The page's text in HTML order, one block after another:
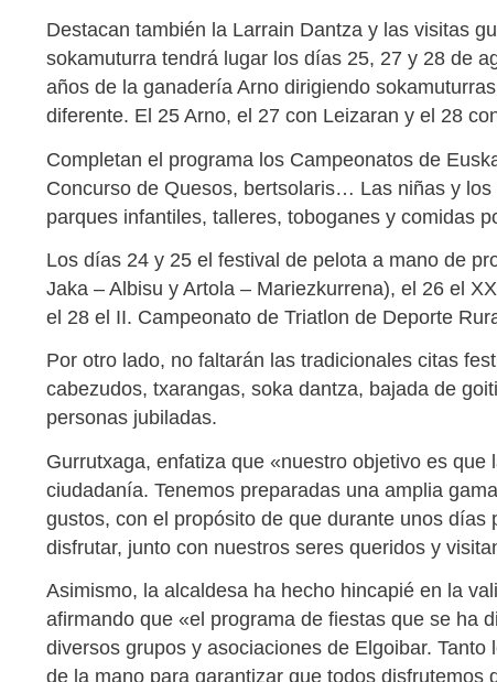
Destacan también la Larrain Dantza y las visitas
sokamuturra tendrá lugar los días 25, 27 y 28 de
años de la ganadería Arno dirigiendo
diferente. El 25 Arno, el 27 con Leizaran y el 28
Completan el programa los Campeonatos de
Concurso de Quesos, bertsolaris… Las niñas y
parques infantiles, talleres, toboganes y comidas
Los días 24 y 25 el festival de pelota a mano de
Jaka – Albisu y Artola – Mariezkurrena), el 26 el
el 28 el II. Campeonato de Triatlon de Deporte
Por otro lado, no faltarán las tradicionales citas
cabezudos, txarangas, soka dantza, bajada de
personas jubiladas.
Gurrutxaga, enfatiza que «nuestro objetivo es
ciudadanía. Tenemos preparadas una amplia
gustos, con el propósito de que durante unos
disfrutar, junto con nuestros seres queridos y
Asimismo, la alcaldesa ha hecho hincapié en la
afirmando que «el programa de fiestas que se ha
diversos grupos y asociaciones de Elgoibar.
de la mano para garantizar que todos disfrutemos